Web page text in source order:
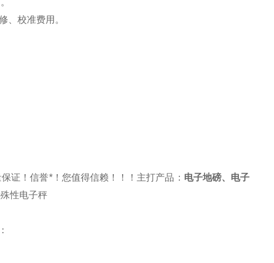
、校准费用。
证！信誉*！您值得信赖！！！主打产品： 电子地磅、 电子
性电子秤